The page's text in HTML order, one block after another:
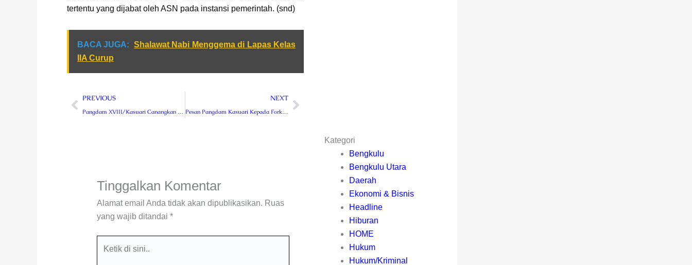
tertentu yang dijabat oleh ASN pada instansi pemerintah. (snd)
BACA JUGA: Shalawat Nabi Menggema di Lapas Kelas
IIA Curup
Prev
PREVIOUS NEXTNext
Tinggalkan Komentar
Alamat email Anda tidak akan dipublikasikan. Ruas
yang wajib ditandai *
Kategori
Bengkulu
Bengkulu Utara
Daerah
Ekonomi & Bisnis
Headline
Hiburan
HOME
Hukum
Hukum/Kriminal